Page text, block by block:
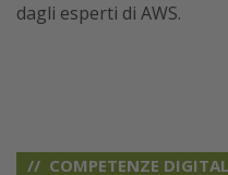
dagli esperti di AWS.
COMPETENZE